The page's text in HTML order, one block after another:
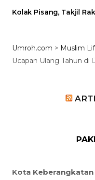
Kolak Pisang, Takjil
Umroh.com > Muslim
Ucapan Ulang Tahun di
Kota Keberangkatan